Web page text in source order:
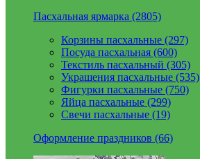
Пасхальная ярмарка (2805)
Корзины пасхальные (297)
Посуда пасхальная (600)
Текстиль пасхальный (305)
Украшения пасхальные (535)
Фигурки пасхальные (750)
Яйца пасхальные (299)
Свечи пасхальные (19)
Оформление праздников (66)